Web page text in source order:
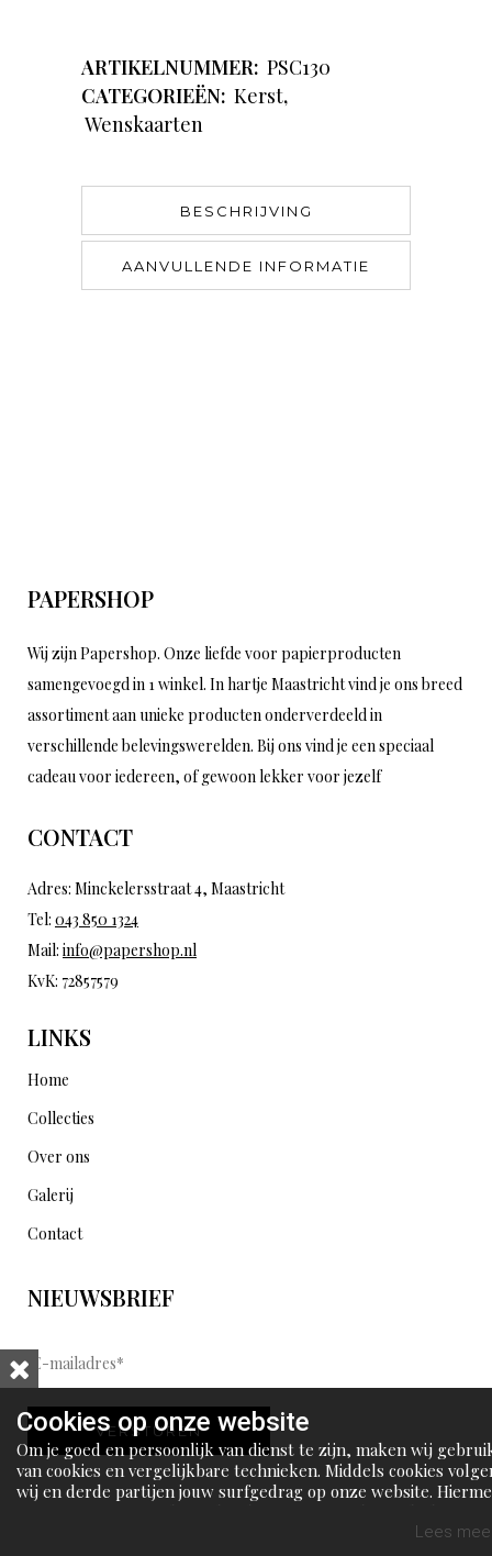
ARTIKELNUMMER: PSC130
CATEGORIEËN: Kerst,
Wenskaarten
BESCHRIJVING
AANVULLENDE INFORMATIE
PAPERSHOP
Wij zijn Papershop. Onze liefde voor papierproducten
samengevoegd in 1 winkel. In hartje Maastricht vind je ons breed
assortiment aan unieke producten onderverdeeld in
verschillende belevingswerelden. Bij ons vind je een speciaal
cadeau voor iedereen, of gewoon lekker voor jezelf
CONTACT
Adres: Minckelersstraat 4, Maastricht
Tel: 043 850 1324
Mail: info@papershop.nl
KvK: 72857579
LINKS
Home
Collecties
Over ons
Galerij
Contact
NIEUWSBRIEF
E
-
m
a
i
l
VERSTUREN
Cookies op onze website
Om je goed en persoonlijk van dienst te zijn, maken wij
van cookies en vergelijkbare technieken. Middels cookies
wij en derde partijen jouw surfgedrag op onze website.
Lees